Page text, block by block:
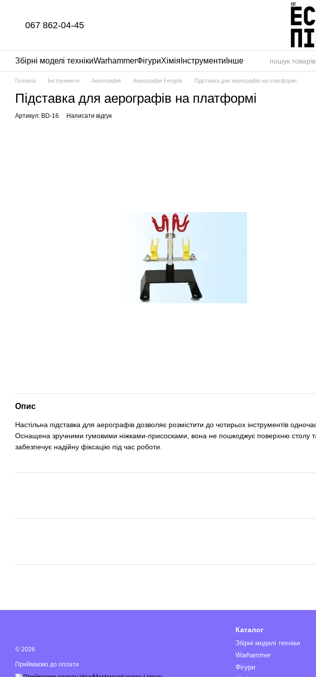
067 862-04-45
Збірні моделі технікиWarhammerФігуриХімія Інструменти Інше
Головна Інструменти Аерографія Аерографія Fengda Підставка для аерографів на платформі
Підставка для аерографів на платформі
Артикул: BD-16 Написати відгук
Опис
Настільна підставка для аерографів дозволяє розмістити до чотирьох інструментів
Оснащена зручними гумовими ніжками-присосками, вона не пошкоджує поверхню столу
забезпечує надійну фіксацію під час роботи.
© 2026
Приймаємо до оплати
Каталог
Збірні моделі техніки
Warhammer
Фігури